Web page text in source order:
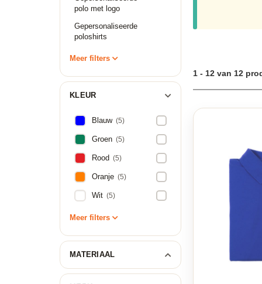
polo met logo
Gepersonaliseerde
poloshirts
Meer filters
KLEUR
Blauw (5)
Groen (5)
Rood (5)
Oranje (5)
Wit (5)
Meer filters
MATERIAAL
1 - 12 van 12